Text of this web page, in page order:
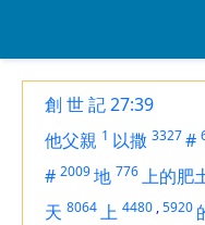
創 世 記 27:39
他父親 1 以撒 3327#
# 2009地 776上的肥
天 8064上 4480 ,5920